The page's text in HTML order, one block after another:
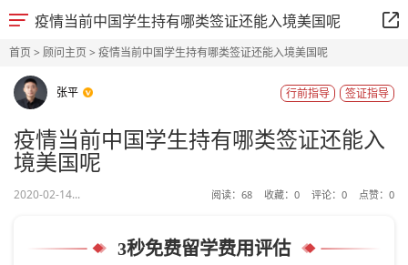
疫情当前中国学生持有哪类签证还能入境美国呢
首页> 顾问主页> 疫情当前中国学生持有哪类签证还能入境美国呢
张平 签证指导
行前指导
疫情当前中国学生持有哪类签证还能入
境美国呢
2020-02-14... 阅读： 68 收藏： 0 评论： 0 点赞： 0
3秒免费留学费用评估